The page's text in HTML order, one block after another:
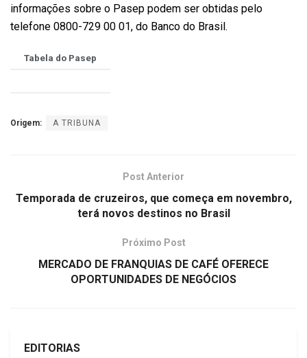
informações sobre o Pasep podem ser obtidas pelo
telefone 0800-729 00 01, do Banco do Brasil.
Tabela do Pasep
Origem: A TRIBUNA
Post Anterior
Temporada de cruzeiros, que começa em novembro,
terá novos destinos no Brasil
Próximo Post
MERCADO DE FRANQUIAS DE CAFÉ OFERECE
OPORTUNIDADES DE NEGÓCIOS
EDITORIAS